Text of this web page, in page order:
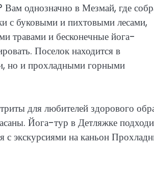
Вам однозначно в Мезмай, где
с буковыми и пихтовыми лесами,
травами и бесконечные йога-
Поселок находится в
но и прохладными горными
для любителей здорового
Йога-тур в Детляжке
с экскурсиями на каньон